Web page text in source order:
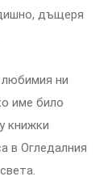
дъщеря
ни
име било
книжки
в Огледалния